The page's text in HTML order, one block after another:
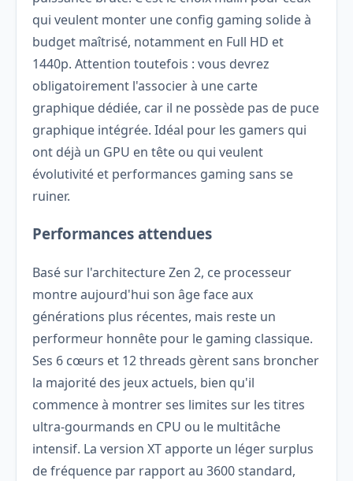
qui veulent monter une config gaming solide à
budget maîtrisé, notamment en Full HD et
1440p. Attention toutefois : vous devrez
obligatoirement l'associer à une carte
graphique dédiée, car il ne possède pas de puce
graphique intégrée. Idéal pour les gamers qui
ont déjà un GPU en tête ou qui veulent
évolutivité et performances gaming sans se
ruiner.
Performances attendues
Basé sur l'architecture Zen 2, ce processeur
montre aujourd'hui son âge face aux
générations plus récentes, mais reste un
performeur honnête pour le gaming classique.
Ses 6 cœurs et 12 threads gèrent sans broncher
la majorité des jeux actuels, bien qu'il
commence à montrer ses limites sur les titres
ultra-gourmands en CPU ou le multitâche
intensif. La version XT apporte un léger surplus
de fréquence par rapport au 3600 standard,